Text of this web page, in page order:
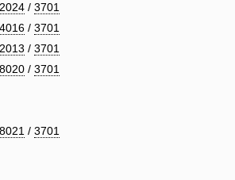
/ 3701
/ 3701
/ 3701
/ 3701
/ 3701